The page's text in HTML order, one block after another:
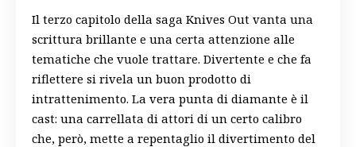
Il terzo capitolo della saga Knives Out vanta una
scrittura brillante e una certa attenzione alle
tematiche che vuole trattare. Divertente e che fa
riflettere si rivela un buon prodotto di
intrattenimento. La vera punta di diamante è il
cast: una carrellata di attori di un certo calibro
che, però, mette a repentaglio il divertimento del